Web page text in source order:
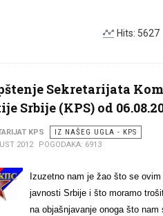
Hits: 5627
Sekretarijata
Srbije (KPS) od
KPS
IZ NAŠEG UGLA - KPS
2012
POGODAKA: 6913
Izuzetno nam je žao što se
javnosti Srbije i što moramo
na objašnjavanje onoga što nam